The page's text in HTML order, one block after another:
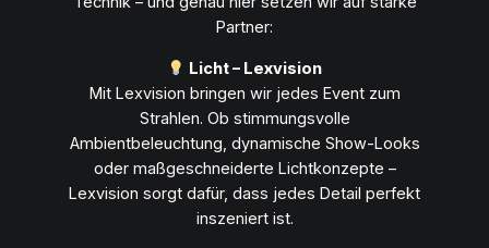
Partner:
Licht – Lexvision
Mit Lexvision bringen wir jedes Event zum
Strahlen. Ob stimmungsvolle
Ambientbeleuchtung, dynamische Show-Looks
oder maßgeschneiderte Lichtkonzepte –
Lexvision sorgt dafür, dass jedes Detail perfekt
inszeniert ist.